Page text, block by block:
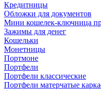
Кредитницы
Обложки для документов
Мини кошелек-ключница
Зажимы для денег
Кошельки
Монетницы
Портмоне
Портфели
Портфели классические
Портфели матерчатые